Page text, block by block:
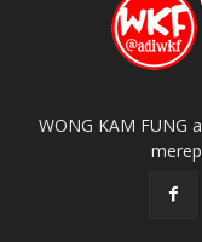
WONG KAM FUNG